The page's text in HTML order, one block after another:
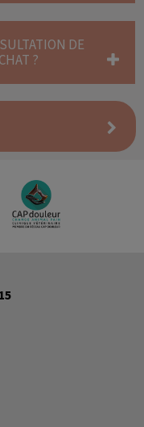
DE
?